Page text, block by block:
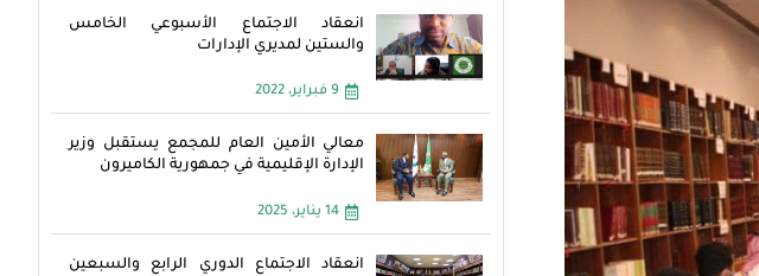
انعقاد الاجتماع الأسبوعي الخامس
والستين لمديري الإدارات
9 فبراير، 2022
معالي الأمين العام للمجمع يستقبل وزير
الإدارة الإقليمية في جمهورية الكاميرون
14 يناير، 2025
انعقاد الاجتماع الدوري الرابع والسبعين